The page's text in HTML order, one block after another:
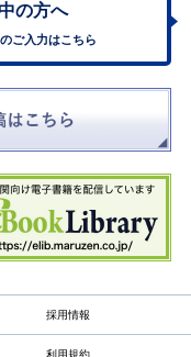
の方へ
ご入力はこちら
採用情報
利用規約